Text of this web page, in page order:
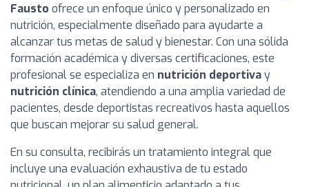
Fausto ofrece un enfoque único y personalizado en
nutrición, especialmente diseñado para ayudarte a
alcanzar tus metas de salud y bienestar. Con una sólida
formación académica y diversas certificaciones, este
profesional se especializa en nutrición deportivay
nutrición clínica, atendiendo a una amplia variedad de
pacientes, desde deportistas recreativos hasta aquellos
que buscan mejorar su salud general.
En su consulta, recibirás un tratamiento integral que
incluye una evaluación exhaustiva de tu estado